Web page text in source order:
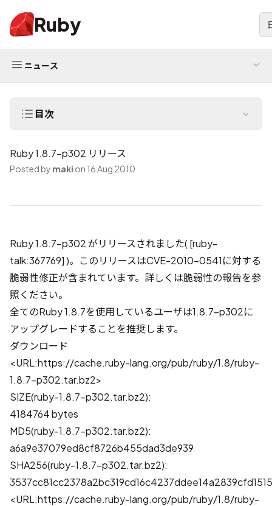
Ruby
ニュース
目次
Ruby 1.8.7-p302 リリース
Posted by maki on 16 Aug 2010
Ruby 1.8.7-p302 がリリースされました([ruby-
talk:367769])。このリリースはCVE-2010-0541に対する
脆弱性修正が含まれています。詳しくは脆弱性の報告を参
照ください。
全てのRuby 1.8.7を使用しているユーザは1.8.7-p302に
アップグレードすることを推奨します。
ダウンロード
<URL:https://cache.ruby-lang.org/pub/ruby/1.8/ruby-
1.8.7-p302.tar.bz2>
SIZE(ruby-1.8.7-p302.tar.bz2):
4184764 bytes
MD5(ruby-1.8.7-p302.tar.bz2):
a6a9e37079ed8cf8726b455dad3de939
SHA256(ruby-1.8.7-p302.tar.bz2):
<URL:https://cache.ruby-lang.org/pub/ruby/1.8/ruby-